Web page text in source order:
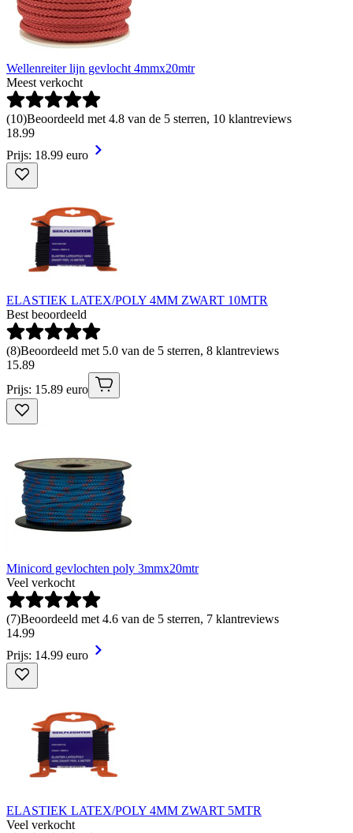
Wellenreiter lijn gevlocht 4mmx20mtr
Meest verkocht
(10)Beoordeeld met 4.8 van de 5 sterren, 10 klantreviews
18.99
Prijs: 18.99 euro
ELASTIEK LATEX/POLY 4MM ZWART 10MTR
Best beoordeeld
(8)Beoordeeld met 5.0 van de 5 sterren, 8 klantreviews
15.89
Prijs: 15.89 euro
Minicord gevlochten poly 3mmx20mtr
Veel verkocht
(7)Beoordeeld met 4.6 van de 5 sterren, 7 klantreviews
14.99
Prijs: 14.99 euro
ELASTIEK LATEX/POLY 4MM ZWART 5MTR
Veel verkocht